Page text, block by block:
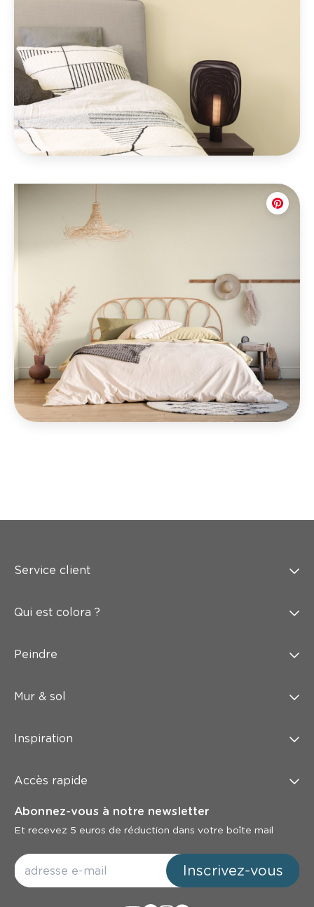
Service client
Qui est colora ?
Peindre
Mur & sol
Inspiration
Accès rapide
Abonnez-vous à notre newsletter
Et recevez 5 euros de réduction dans votre boîte mail
Inscrivez-vous